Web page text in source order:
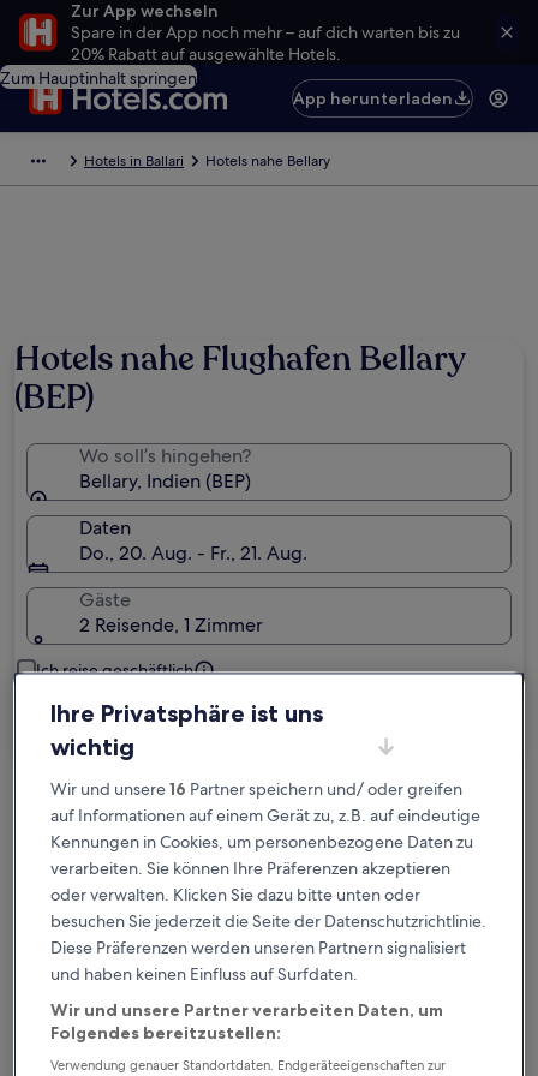
Zur App wechseln
Spare in der App noch mehr – auf dich warten bis zu
20% Rabatt auf ausgewählte Hotels.
Zum Hauptinhalt springen
App herunterladen
Hotels in Ballari Hotels nahe Bellary
Hotels nahe Flughafen Bellary
(BEP)
Wo soll’s hingehen?
Bellary, Indien (BEP)
Daten
Do., 20. Aug. - Fr., 21. Aug.
Gäste
2 Reisende, 1 Zimmer
Ich reise geschäftlich
Suchen
Kostenlose Stornierung bei
Planänderungen
Verdiene Prämien für jede
wahrgenommene Übernachtung
Mehr sparen mit Preisen für Mitglieder
Ihre Privatsphäre ist uns
wichtig
Wir und unsere16 Partner speichern und/ oder greifen
auf Informationen auf einem Gerät zu, z.B. auf eindeutige
Kennungen in Cookies, um personenbezogene Daten zu
verarbeiten. Sie können Ihre Präferenzen akzeptieren
oder verwalten. Klicken Sie dazu bitte unten oder
besuchen Sie jederzeit die Seite der Datenschutzrichtlinie.
Diese Präferenzen werden unseren Partnern signalisiert
und haben keinen Einfluss auf Surfdaten.
Wir und unsere Partner verarbeiten Daten, um
Folgendes bereitzustellen:
Verwendung genauer Standortdaten. Endgeräteeigenschaften zur